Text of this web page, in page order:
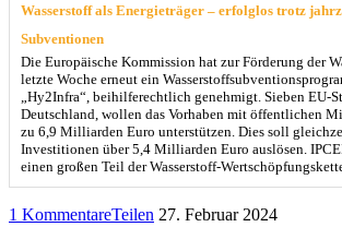
Wasserstoff als Energieträger – erfolglos trotz
Subventionen
Die Europäische Kommission hat zur Förderung der
letzte Woche erneut ein
„Hy2Infra“, beihilferechtlich genehmigt. Sieben EU-
Deutschland, wollen das Vorhaben mit öffentlichen
zu 6,9 Milliarden Euro unterstützen. Dies soll
Investitionen über 5,4 Milliarden Euro auslösen.
einen großen Teil der Wasserstoff-
1 KommentareTeilen 27. Februar 2024